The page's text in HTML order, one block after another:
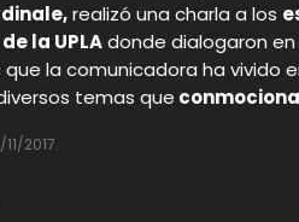
realizó una charla a los
la UPLAdonde dialogaron en
la comunicadora ha vivido
temas que
2017.